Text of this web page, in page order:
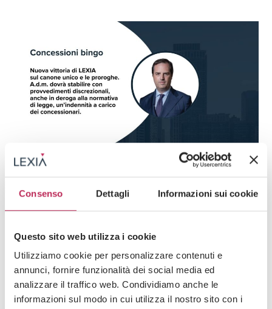
Consenso Dettagli Informazioni sui cookie
Questo sito web utilizza i cookie
Utilizziamo cookie per personalizzare contenuti e
annunci, fornire funzionalità dei social media ed
analizzare il traffico web. Condividiamo anche le
informazioni sul modo in cui utilizza il nostro sito con i
News
15 · 05 · 2026
Concessioni Bingo, nuova vittoria di LEXIA.
Verso una redistribuzione del “costo” delle
proroghe illegittime all’interno del mercato
Guarda tutti +